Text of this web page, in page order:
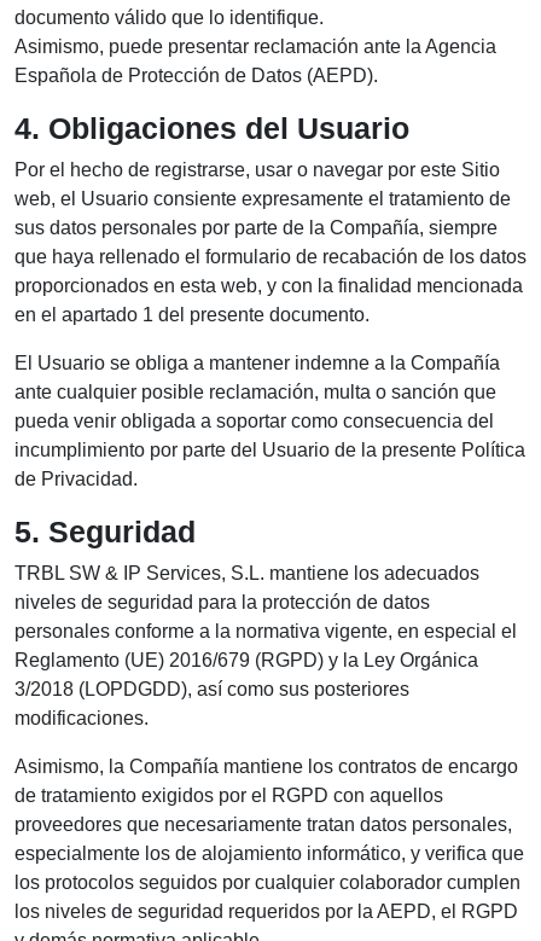
documento válido que lo identifique.
Asimismo, puede presentar reclamación ante la Agencia
Española de Protección de Datos (AEPD).
4. Obligaciones del Usuario
Por el hecho de registrarse, usar o navegar por este Sitio
web, el Usuario consiente expresamente el tratamiento de
sus datos personales por parte de la Compañía, siempre
que haya rellenado el formulario de recabación de los datos
proporcionados en esta web, y con la finalidad mencionada
en el apartado 1 del presente documento.
El Usuario se obliga a mantener indemne a la Compañía
ante cualquier posible reclamación, multa o sanción que
pueda venir obligada a soportar como consecuencia del
incumplimiento por parte del Usuario de la presente Política
de Privacidad.
5. Seguridad
TRBL SW & IP Services, S.L. mantiene los adecuados
niveles de seguridad para la protección de datos
personales conforme a la normativa vigente, en especial el
Reglamento (UE) 2016/679 (RGPD) y la Ley Orgánica
3/2018 (LOPDGDD), así como sus posteriores
modificaciones.
Asimismo, la Compañía mantiene los contratos de encargo
de tratamiento exigidos por el RGPD con aquellos
proveedores que necesariamente tratan datos personales,
especialmente los de alojamiento informático, y verifica que
los protocolos seguidos por cualquier colaborador cumplen
los niveles de seguridad requeridos por la AEPD, el RGPD